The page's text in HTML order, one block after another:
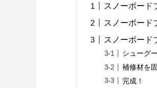
スノーボード
スノーボード
スノーボード
シューグ
補修材を
完成！